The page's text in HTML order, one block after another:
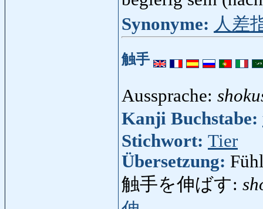
Synonyme: 人差
触手
Aussprache:
Kanji Buchstabe:
Stichwort: Tier
Übersetzung:
触手を伸ばす: